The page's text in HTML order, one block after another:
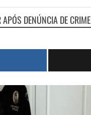
DENÚNCIA DE CRIME